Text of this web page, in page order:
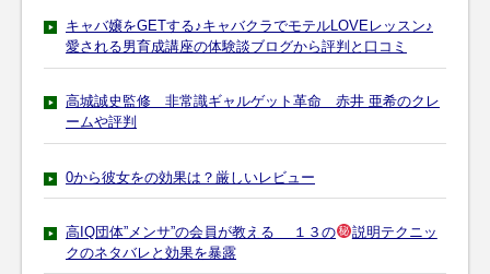
キャバ嬢をGETする♪キャバクラでモテルLOVEレッスン♪
愛される男育成講座の体験談ブログから評判と口コミ
高城誠史監修 非常識ギャルゲット革命 赤井 亜希のクレ
ームや評判
0から彼女をの効果は？厳しいレビュー
高IQ団体”メンサ”の会員が教える １３の
説明テクニッ
クのネタバレと効果を暴露